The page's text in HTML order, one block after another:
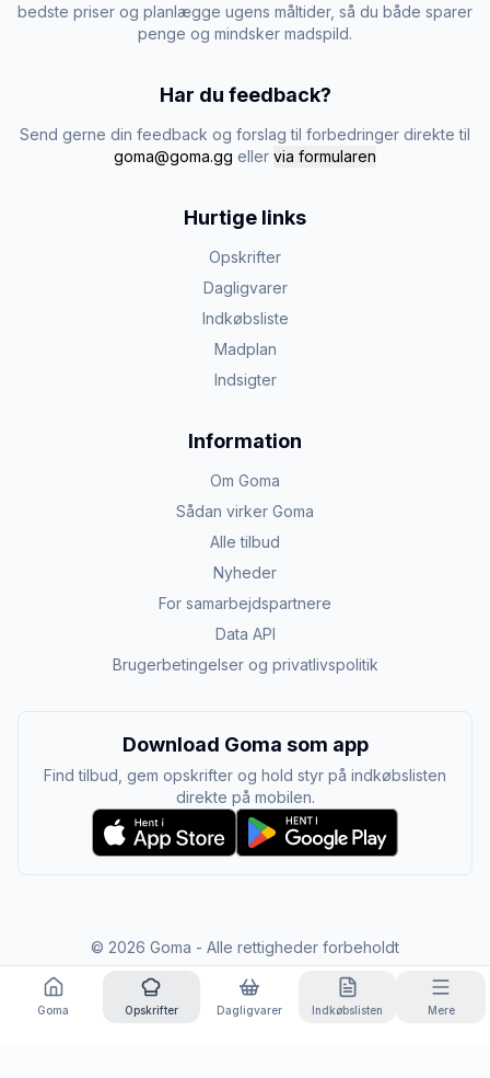
bedste priser og planlægge ugens måltider, så du både sparer
penge og mindsker madspild.
Har du feedback?
Send gerne din feedback og forslag til forbedringer direkte til
goma@goma.gg eller via formularen
Hurtige links
Opskrifter
Dagligvarer
Indkøbsliste
Madplan
Indsigter
Information
Om Goma
Sådan virker Goma
Alle tilbud
Nyheder
For samarbejdspartnere
Data API
Brugerbetingelser og privatlivspolitik
Download Goma som app
Find tilbud, gem opskrifter og hold styr på indkøbslisten
direkte på mobilen.
© 2026 Goma - Alle rettigheder forbeholdt
Goma Opskrifter Dagligvarer Indkøbslisten Mere